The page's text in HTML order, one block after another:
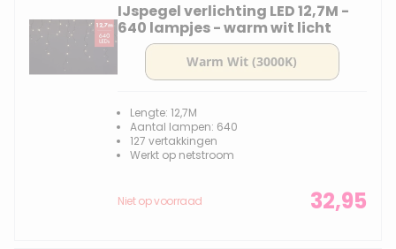
IJspegel verlichting LED 12,7M -
640 lampjes - warm wit licht
Lengte: 12,7M
Aantal lampen: 640
127 vertakkingen
Werkt op netstroom
Niet op voorraad 32,95